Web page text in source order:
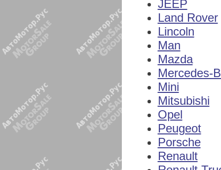
JEEP
Land Rover
Lincoln
Man
Mazda
Mercedes-
Mini
Mitsubishi
Opel
Peugeot
Porsche
Renault